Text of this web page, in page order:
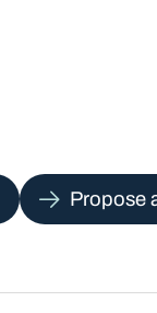
Propose